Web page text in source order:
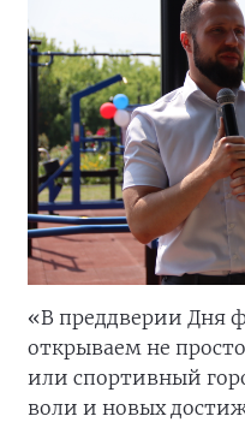
«В преддверии Дня
открываем не
или спортивный
воли и новых